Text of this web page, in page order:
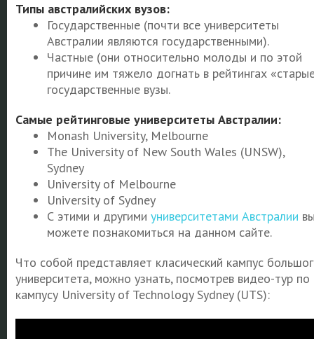
Типы австралийских вузов:
Государственные (почти все университеты
Австралии являются государственными).
Частные (они относительно молоды и по этой
причине им тяжело догнать в рейтингах
государственные вузы.
Самые рейтинговые университеты Австралии:
Monash University, Melbourne
The University of New South Wales (UNSW),
Sydney
University of Melbourne
University of Sydney
С этими и другими университетами Австралии
можете познакомиться на данном сайте.
Что собой представляет класический кампус
университета, можно узнать, посмотрев видео-тур по
кампусу University of Technology Sydney (UTS):